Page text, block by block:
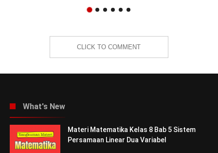
CLICK TO COMMENT
What's New
Materi Matematika Kelas 8 Bab 5 Sistem
Persamaan Linear Dua Variabel